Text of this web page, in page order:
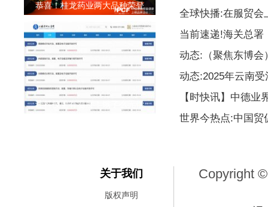
恭喜！桂龙药业两大品种荣登
让科技更有温度！饿了么无偿
全球快播:在服贸会
当前速递!海关总署
动态:（聚焦东博会
动态:2025年云南
【时快讯】中德
世界今热点:中国贸
关于我们
版权声明
Copyright